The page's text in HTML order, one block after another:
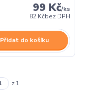
99 Kč/ks
82 Kčbez DPH
Přidat do košíku
z 1